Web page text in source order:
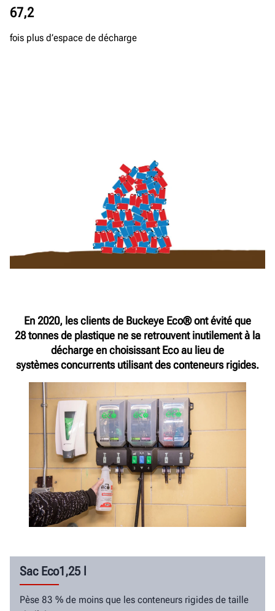
67,2
fois plus d’espace de décharge
En 2020, les clients de Buckeye Eco® ont évité que
28 tonnes de plastique ne se retrouvent inutilement à la
décharge en choisissant Eco au lieu de
systèmes concurrents utilisant des conteneurs rigides.
Sac Eco1,25 l
Pèse 83 % de moins que les conteneurs rigides de taille